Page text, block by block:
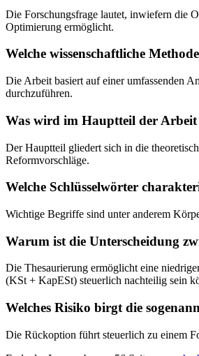
Die Forschungsfrage lautet, inwiefern die
Optimierung ermöglicht.
Welche wissenschaftliche
Die Arbeit basiert auf einer umfassenden
durchzuführen.
Was wird im Hauptteil der Arbeit
Der Hauptteil gliedert sich in die
Reformvorschläge.
Welche Schlüsselwörter
Wichtige Begriffe sind unter anderem
Warum ist die Unterscheidung
Die Thesaurierung ermöglicht eine
(KSt + KapESt) steuerlich nachteilig sein
Welches Risiko birgt die
Die Rückoption führt steuerlich zu einem